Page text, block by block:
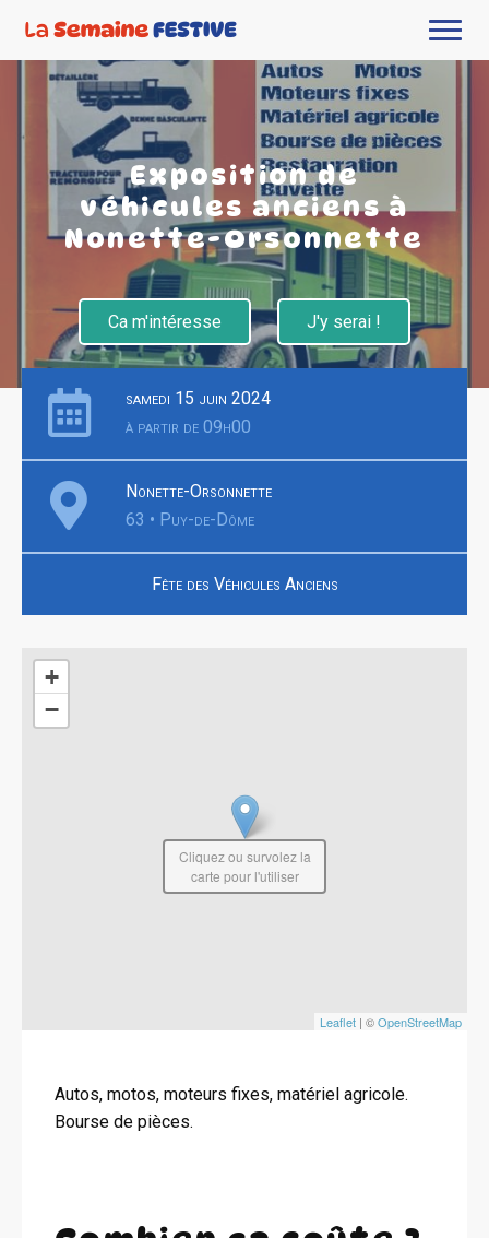
Exposition de
véhicules anciens à
Nonette-Orsonnette
Ca m'intéresse J'y serai !
samedi 15 juin 2024
à partir de 09h00
Nonette-Orsonnette
63 • Puy-de-Dôme
Fête des Véhicules Anciens
+
−
Leaflet | ©OpenStreetMap
Cliquez ou survolez la
carte pour l'utiliser
Autos, motos, moteurs fixes, matériel agricole.
Bourse de pièces.